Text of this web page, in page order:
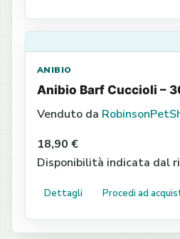
ANIBIO
Anibio Barf Cuccioli –
Venduto da
18,90 €
Disponibilità indicata dal
Dettagli Procedi ad